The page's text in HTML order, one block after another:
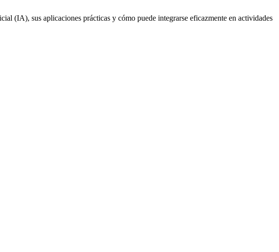
(IA), sus aplicaciones prácticas y cómo puede integrarse eficazmente en actividades